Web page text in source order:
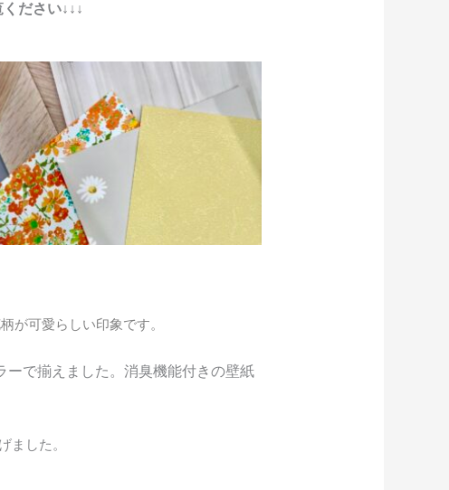
ださい↓↓↓
が可愛らしい印象です。
で揃えました。消臭機能付きの壁紙
ました。